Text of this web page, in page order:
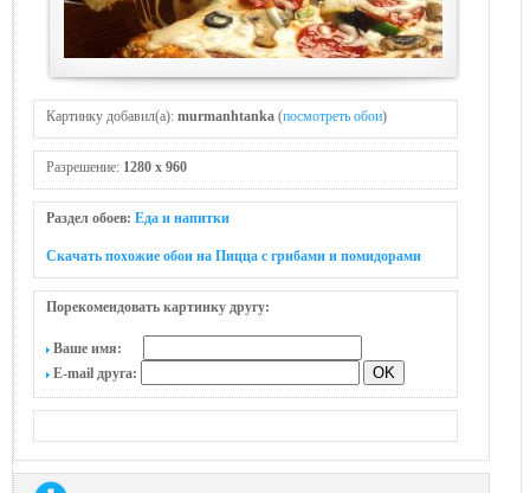
Картинку добавил(а): murmanhtanka (посмотреть обои)
Разрешение: 1280 x 960
Раздел обоев: Еда и напитки
Скачать похожие обои на Пицца с грибами и помидорами
Порекомендовать картинку другу:
Ваше имя:
E-mail друга: